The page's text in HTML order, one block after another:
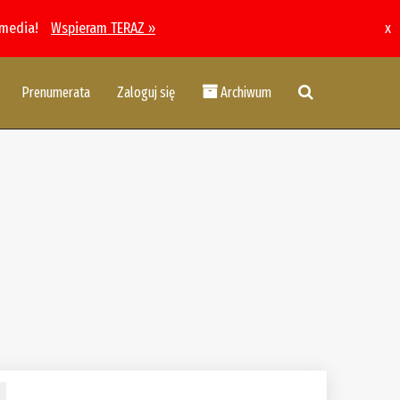
Wspieram TERAZ » x
Prenumerata Zaloguj się Archiwum